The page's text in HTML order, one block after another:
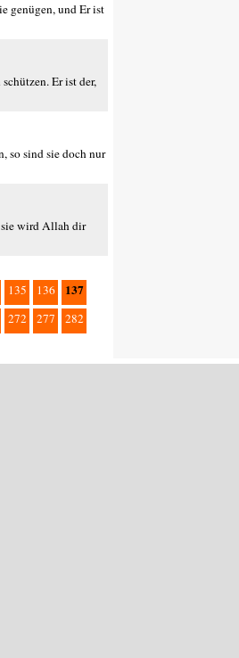
genügen, und Er ist
Er ist der,
so sind sie doch nur
sie wird Allah dir
135 136 137
272 277 282